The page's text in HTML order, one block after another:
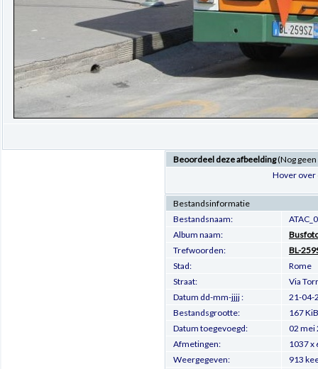
Beoordeel deze afbeelding(Nog
Hover over
Bestandsinformatie
Bestandsnaam:
Album naam:
Trefwoorden:
BL-
Stad:
Rome
Straat:
Via
Datum dd-mm-jjjj :
21-04-
Bestandsgrootte:
167 KiB
Datum toegevoegd:
02 mei
Afmetingen:
1037 x
Weergegeven:
913